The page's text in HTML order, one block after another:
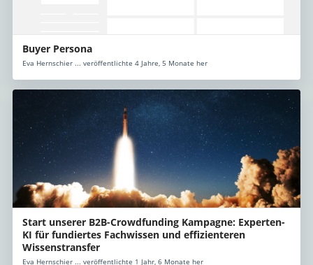
Buyer Persona
Eva Hernschier ... veröffentlichte 4 Jahre, 5 Monate her
Start unserer B2B-Crowdfunding Kampagne: Experten-
KI für fundiertes Fachwissen und effizienteren
Wissenstransfer
Eva Hernschier ... veröffentlichte 1 Jahr, 6 Monate her